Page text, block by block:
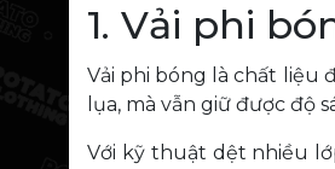
1. Vải phi
Vải phi bóng là chất liệu
lụa, mà vẫn giữ được độ
Với kỹ thuật dệt nhiều